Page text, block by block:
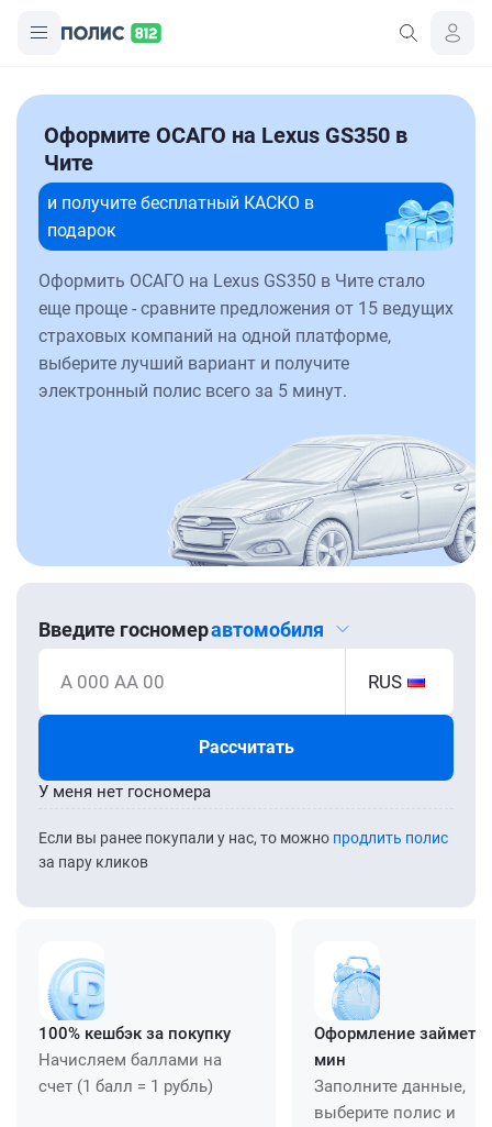
Оформите ОСАГО на Lexus GS350 в
Чите
и получите бесплатный КАСКО в
подарок
Оформить ОСАГО на Lexus GS350 в Чите стало
еще проще - сравните предложения от 15 ведущих
страховых компаний на одной платформе,
выберите лучший вариант и получите
электронный полис всего за 5 минут.
Введите госномеравтомобиля
А 000 АА 00 RUS
Рассчитать
Если вы ранее покупали у нас, то можно продлить полис
за пару кликов
У меня нет госномера
100% кешбэк за покупку
Начисляем баллами на
счет (1 балл = 1 рубль)
Оформление займет
мин
Заполните данные,
выберите полис и